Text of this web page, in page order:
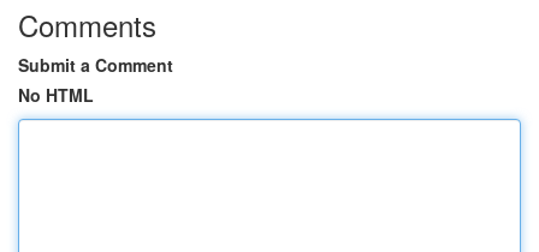
Comments
Submit a Comment
No HTML